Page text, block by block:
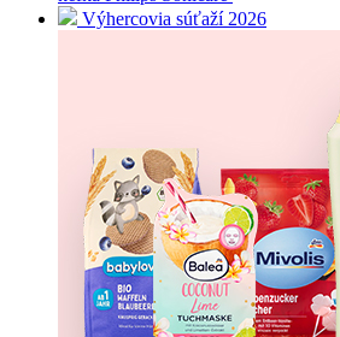
Výhercovia súťaží 2026